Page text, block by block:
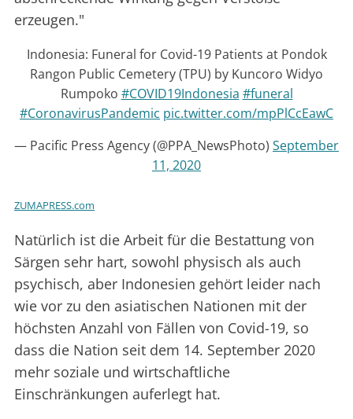
erzeugen."
Indonesia: Funeral for Covid-19 Patients at Pondok
Rangon Public Cemetery (TPU) by Kuncoro Widyo
Rumpoko #COVID19Indonesia #funeral
#CoronavirusPandemic pic.twitter.com/mpPlCcEawC
— Pacific Press Agency (@PPA_NewsPhoto) September
11, 2020
ZUMAPRESS.com
Natürlich ist die Arbeit für die Bestattung von
Särgen sehr hart, sowohl physisch als auch
psychisch, aber Indonesien gehört leider nach
wie vor zu den asiatischen Nationen mit der
höchsten Anzahl von Fällen von Covid-19, so
dass die Nation seit dem 14. September 2020
mehr soziale und wirtschaftliche
Einschränkungen auferlegt hat.